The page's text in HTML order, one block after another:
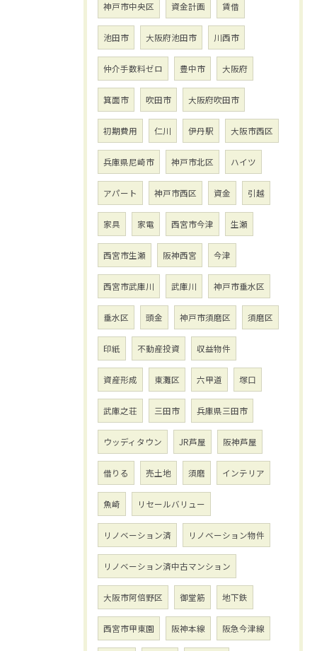
神戸市中央区 資金計画 賃借
池田市 大阪府池田市 川西市
仲介手数料ゼロ 豊中市 大阪府
箕面市 吹田市 大阪府吹田市
初期費用 仁川 伊丹駅 大阪市西区
兵庫県尼崎市 神戸市北区 ハイツ
アパート 神戸市西区 資金 引越
家具 家電 西宮市今津 生瀬
西宮市生瀬 阪神西宮 今津
西宮市武庫川 武庫川 神戸市垂水区
垂水区 頭金 神戸市須磨区 須磨区
印紙 不動産投資 収益物件
資産形成 東灘区 六甲道 塚口
武庫之荘 三田市 兵庫県三田市
ウッディタウン JR芦屋 阪神芦屋
借りる 売土地 須磨 インテリア
魚崎 リセールバリュー
リノベーション済 リノベーション物件
リノベーション済中古マンション
大阪市阿倍野区 御堂筋 地下鉄
西宮市甲東園 阪神本線 阪急今津線